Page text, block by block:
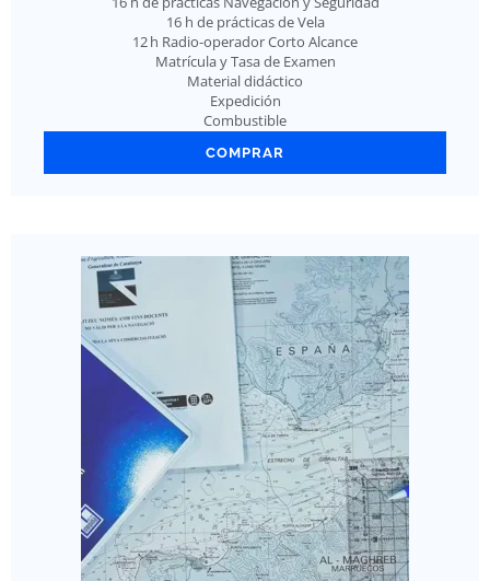
16 h de prácticas de Vela
12 h Radio-operador Corto Alcance
Matrícula y Tasa de Examen
Material didáctico
Expedición
Combustible
COMPRAR